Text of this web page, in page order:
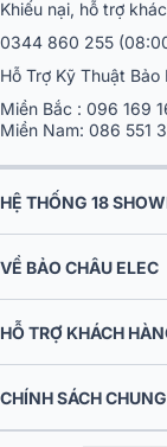
Khiếu nại, hỗ trợ
0344 860 255
Hỗ Trợ Kỹ Thuật Bảo
Miền Bắc : 096 169
Miền Nam: 086 551
HỆ THỐNG 18
VỀ BẢO CHÂU ELEC
HỖ TRỢ KHÁCH
CHÍNH SÁCH CHUNG